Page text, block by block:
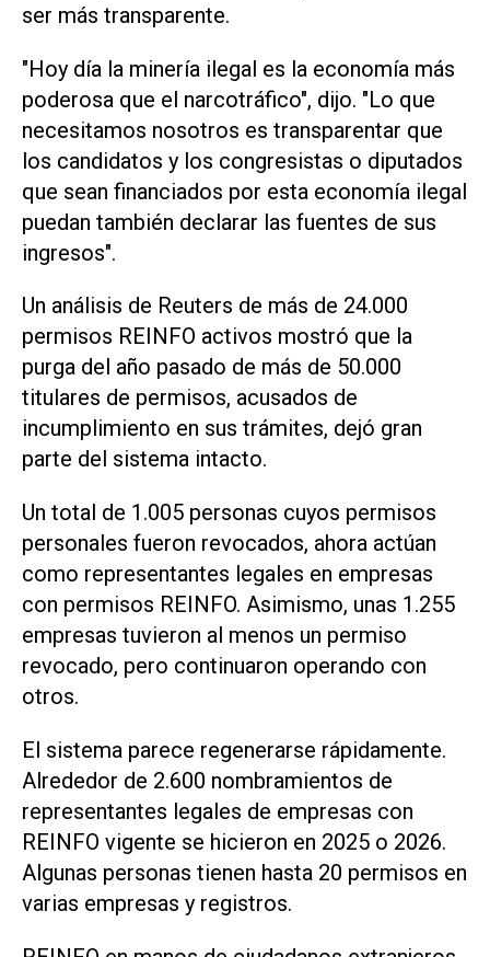
ser más transparente.
"Hoy día la ‌minería ilegal es la economía más
poderosa que el narcotráfico", dijo. "Lo que
necesitamos nosotros es transparentar que
los candidatos y los congresistas o diputados
que sean financiados por esta economía ilegal
puedan también declarar las fuentes de sus
ingresos".
Un análisis de Reuters de más de 24.000
permisos REINFO activos mostró que la
purga del año pasado de más de 50.000
titulares de permisos, acusados de
incumplimiento ‌en sus trámites, dejó gran
parte del ⁠sistema intacto.
Un total de 1.005 personas cuyos permisos
personales fueron revocados, ahora actúan
como representantes legales en empresas
con permisos REINFO. Asimismo, unas 1.255
empresas tuvieron al menos un permiso
revocado, pero continuaron operando con
otros.
El sistema parece regenerarse rápidamente.
Alrededor de 2.600 nombramientos de
representantes legales de empresas ​con
REINFO vigente se hicieron en 2025 o 2026.
Algunas personas tienen hasta 20 permisos en
varias empresas y registros.